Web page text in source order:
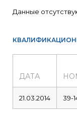
Данные
ДАТА
21.03.2014 39-